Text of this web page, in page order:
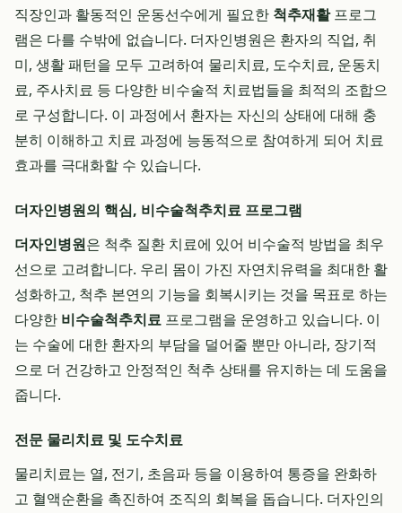
직장인과 활동적인 운동선수에게 필요한 척추재활프로그
램은 다를 수밖에 없습니다. 더자인병원은 환자의 직업, 취
미, 생활 패턴을 모두 고려하여 물리치료, 도수치료, 운동치
료, 주사치료 등 다양한 비수술적 치료법들을 최적의 조합으
로 구성합니다. 이 과정에서 환자는 자신의 상태에 대해 충
분히 이해하고 치료 과정에 능동적으로 참여하게 되어 치료
효과를 극대화할 수 있습니다.
더자인병원의 핵심, 비수술척추치료 프로그램
더자인병원은 척추 질환 치료에 있어 비수술적 방법을 최우
선으로 고려합니다. 우리 몸이 가진 자연치유력을 최대한 활
성화하고, 척추 본연의 기능을 회복시키는 것을 목표로 하는
다양한 비수술척추치료 프로그램을 운영하고 있습니다. 이
는 수술에 대한 환자의 부담을 덜어줄 뿐만 아니라, 장기적
으로 더 건강하고 안정적인 척추 상태를 유지하는 데 도움을
줍니다.
전문 물리치료 및 도수치료
물리치료는 열, 전기, 초음파 등을 이용하여 통증을 완화하
고 혈액순환을 촉진하여 조직의 회복을 돕습니다. 더자인의